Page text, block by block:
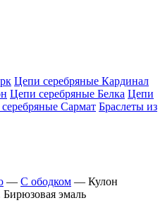
Цепи серебряные Кардинал
Цепи серебряные Белка Цепи
Сармат Браслеты из
— С ободком — Кулон
эмаль